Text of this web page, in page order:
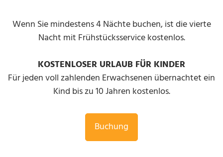
Wenn Sie mindestens 4 Nächte buchen, ist die vierte
Nacht mit Frühstücksservice kostenlos.
KOSTENLOSER URLAUB FÜR KINDER
Für jeden voll zahlenden Erwachsenen übernachtet ein
Kind bis zu 10 Jahren kostenlos.
Buchung